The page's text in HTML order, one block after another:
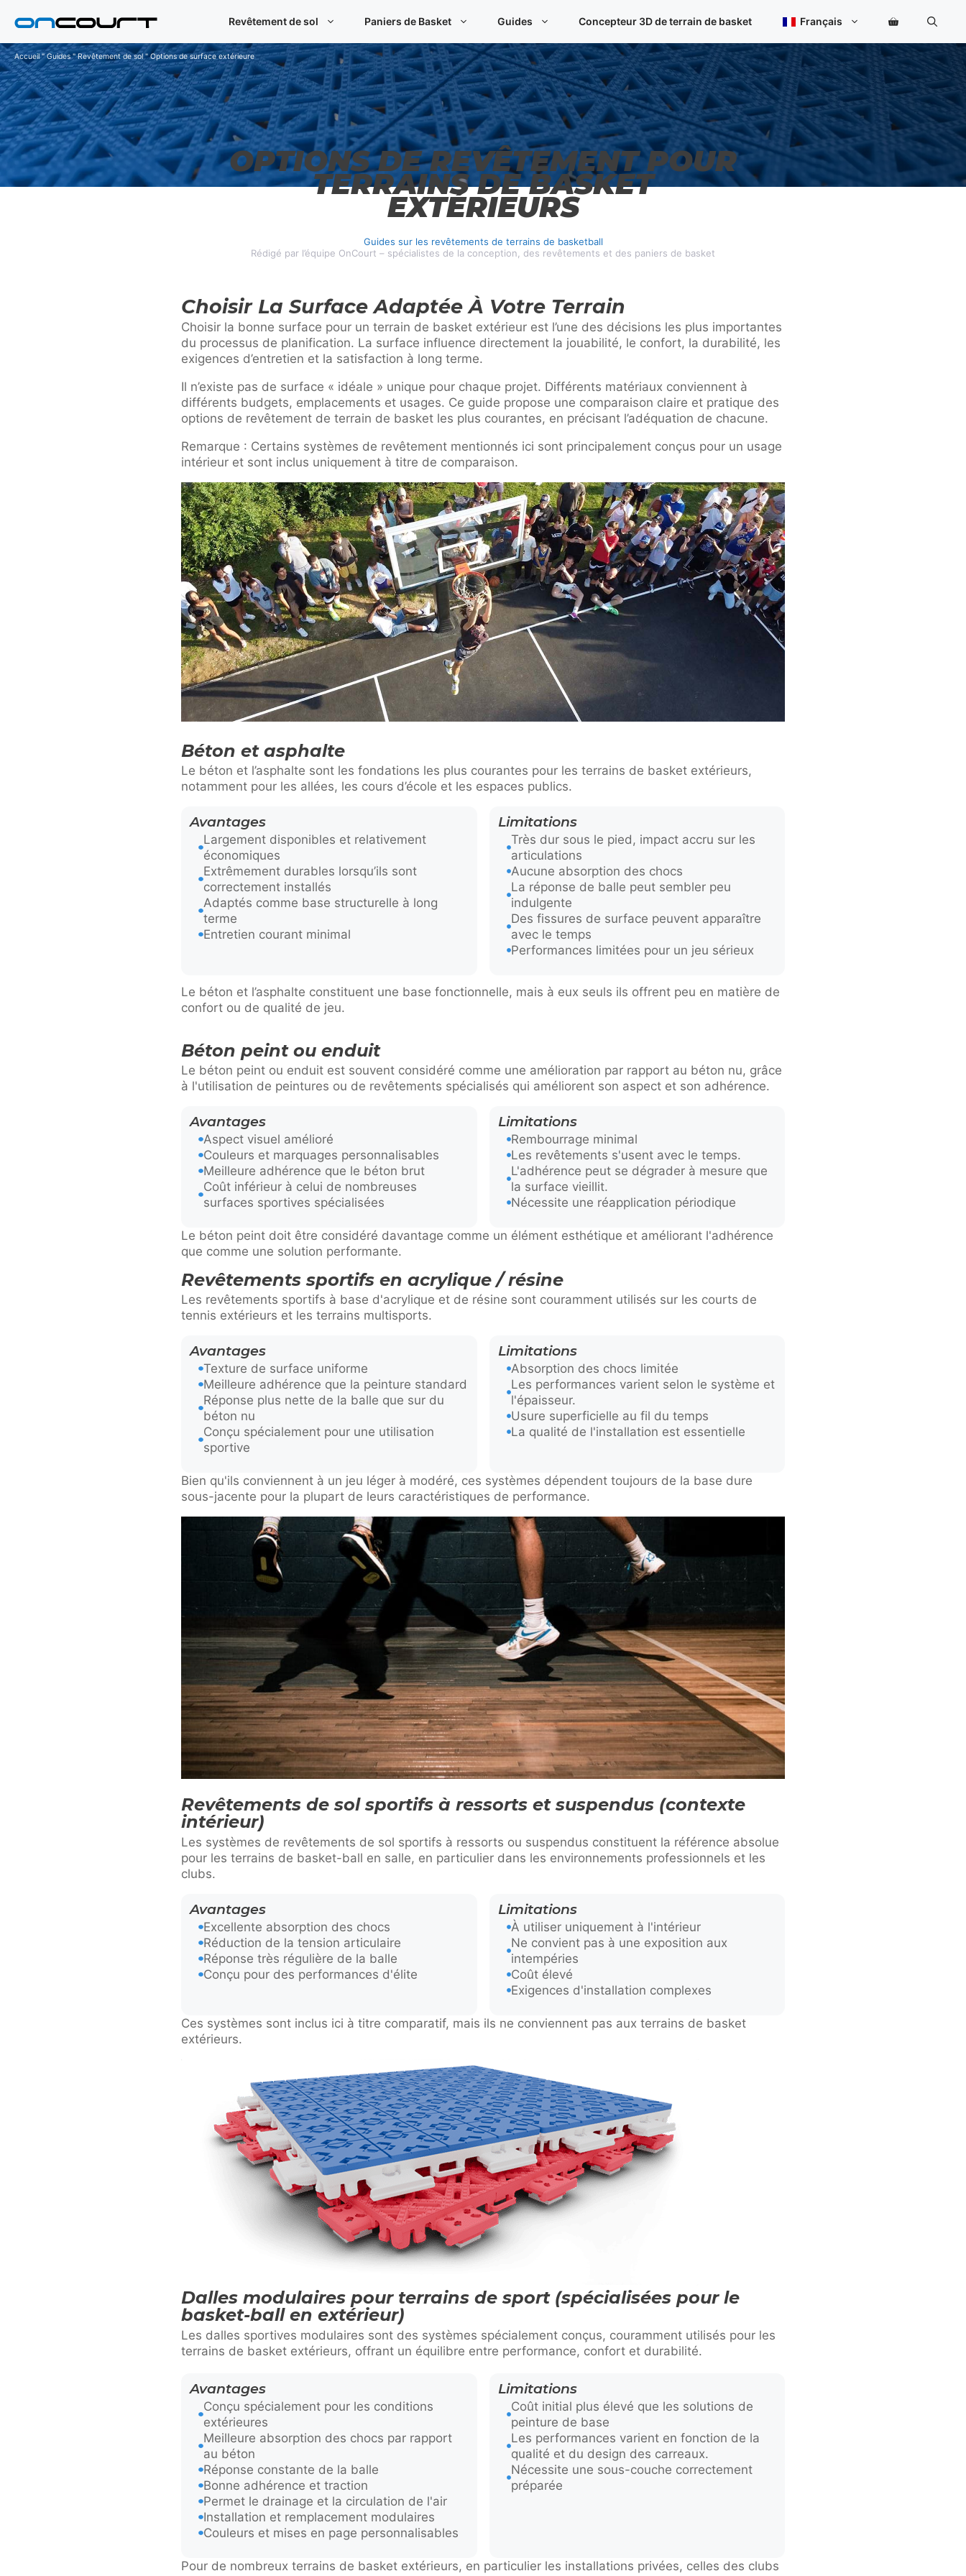
Revêtement de sol Paniers de Basket Guides Concepteur 3D de terrain de basket Français
Accueil"Guides"Revêtement de sol"Options de surface extérieure
OPTIONS DE REVÊTEMENT POUR
TERRAINS DE BASKET
EXTÉRIEURS
Guides sur les revêtements de terrains de basketball
Rédigé par l’équipe OnCourt – spécialistes de la conception, des revêtements et des paniers de basket
Choisir La Surface Adaptée À Votre Terrain
Choisir la bonne surface pour un terrain de basket extérieur est l’une des décisions les plus importantes
du processus de planification. La surface influence directement la jouabilité, le confort, la durabilité, les
exigences d’entretien et la satisfaction à long terme.
Il n’existe pas de surface « idéale » unique pour chaque projet. Différents matériaux conviennent à
différents budgets, emplacements et usages. Ce guide propose une comparaison claire et pratique des
options de revêtement de terrain de basket les plus courantes, en précisant l’adéquation de chacune.
Remarque : Certains systèmes de revêtement mentionnés ici sont principalement conçus pour un usage
intérieur et sont inclus uniquement à titre de comparaison.
Béton et asphalte
Le béton et l’asphalte sont les fondations les plus courantes pour les terrains de basket extérieurs,
notamment pour les allées, les cours d’école et les espaces publics.
Avantages
Largement disponibles et relativement
économiques
Extrêmement durables lorsqu’ils sont
correctement installés
Adaptés comme base structurelle à long
terme
Entretien courant minimal
Limitations
Très dur sous le pied, impact accru sur les
articulations
Aucune absorption des chocs
La réponse de balle peut sembler peu
indulgente
Des fissures de surface peuvent apparaître
avec le temps
Performances limitées pour un jeu sérieux
Le béton et l’asphalte constituent une base fonctionnelle, mais à eux seuls ils offrent peu en matière de
confort ou de qualité de jeu.
Béton peint ou enduit
Le béton peint ou enduit est souvent considéré comme une amélioration par rapport au béton nu, grâce
à l'utilisation de peintures ou de revêtements spécialisés qui améliorent son aspect et son adhérence.
Avantages
Aspect visuel amélioré
Couleurs et marquages personnalisables
Meilleure adhérence que le béton brut
Coût inférieur à celui de nombreuses
surfaces sportives spécialisées
Limitations
Rembourrage minimal
Les revêtements s'usent avec le temps.
L'adhérence peut se dégrader à mesure que
la surface vieillit.
Nécessite une réapplication périodique
Le béton peint doit être considéré davantage comme un élément esthétique et améliorant l'adhérence
que comme une solution performante.
Revêtements sportifs en acrylique / résine
Les revêtements sportifs à base d'acrylique et de résine sont couramment utilisés sur les courts de
tennis extérieurs et les terrains multisports.
Avantages
Texture de surface uniforme
Meilleure adhérence que la peinture standard
Réponse plus nette de la balle que sur du
béton nu
Conçu spécialement pour une utilisation
sportive
Limitations
Absorption des chocs limitée
Les performances varient selon le système et
l'épaisseur.
Usure superficielle au fil du temps
La qualité de l'installation est essentielle
Bien qu'ils conviennent à un jeu léger à modéré, ces systèmes dépendent toujours de la base dure
sous-jacente pour la plupart de leurs caractéristiques de performance.
Revêtements de sol sportifs à ressorts et suspendus (contexte
intérieur)
Les systèmes de revêtements de sol sportifs à ressorts ou suspendus constituent la référence absolue
pour les terrains de basket-ball en salle, en particulier dans les environnements professionnels et les
clubs.
Avantages
Excellente absorption des chocs
Réduction de la tension articulaire
Réponse très régulière de la balle
Conçu pour des performances d'élite
Limitations
À utiliser uniquement à l'intérieur
Ne convient pas à une exposition aux
intempéries
Coût élevé
Exigences d'installation complexes
Ces systèmes sont inclus ici à titre comparatif, mais ils ne conviennent pas aux terrains de basket
extérieurs.
Dalles modulaires pour terrains de sport (spécialisées pour le
basket-ball en extérieur)
Les dalles sportives modulaires sont des systèmes spécialement conçus, couramment utilisés pour les
terrains de basket extérieurs, offrant un équilibre entre performance, confort et durabilité.
Avantages
Conçu spécialement pour les conditions
extérieures
Meilleure absorption des chocs par rapport
au béton
Réponse constante de la balle
Bonne adhérence et traction
Permet le drainage et la circulation de l'air
Installation et remplacement modulaires
Couleurs et mises en page personnalisables
Limitations
Coût initial plus élevé que les solutions de
peinture de base
Les performances varient en fonction de la
qualité et du design des carreaux.
Nécessite une sous-couche correctement
préparée
Pour de nombreux terrains de basket extérieurs, en particulier les installations privées, celles des clubs